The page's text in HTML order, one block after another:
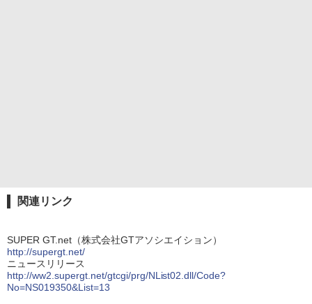
関連リンク
SUPER GT.net（株式会社GTアソシエイション）
http://supergt.net/
ニュースリリース
http://ww2.supergt.net/gtcgi/prg/NList02.dll/Code?
No=NS019350&List=13